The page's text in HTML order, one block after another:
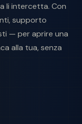
li intercetta. Con
supporto
— per aprire una
alla tua, senza